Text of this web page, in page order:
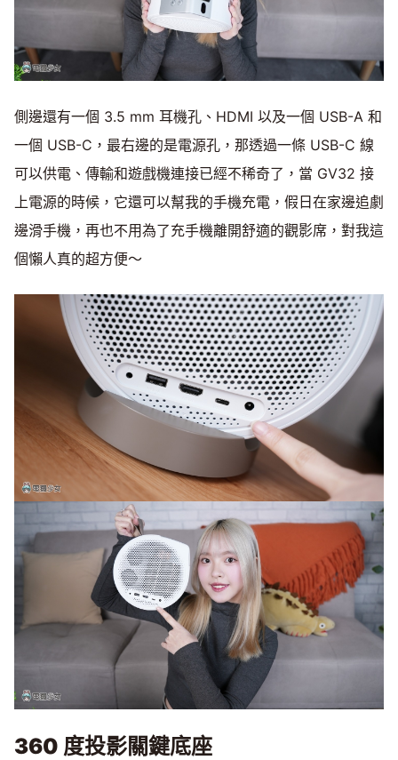
側邊還有一個 3.5 mm 耳機孔、HDMI 以及一個 USB-A 和
一個 USB-C，最右邊的是電源孔，那透過一條 USB-C 線
可以供電、傳輸和遊戲機連接已經不稀奇了，當 GV32 接
上電源的時候，它還可以幫我的手機充電，假日在家邊追劇
邊滑手機，再也不用為了充手機離開舒適的觀影席，對我這
個懶人真的超方便～
360 度投影關鍵底座